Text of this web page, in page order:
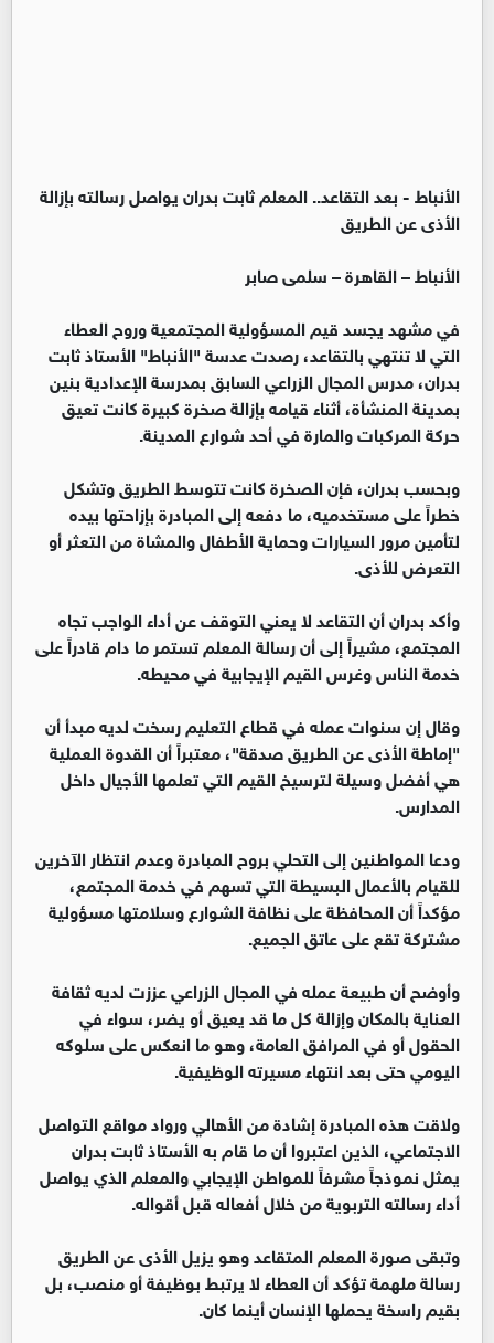
الأنباط -بعد التقاعد.. المعلم ثابت بدران يواصل رسالته بإزالة
الأذى عن الطريق
الأنباط – القاهرة – سلمى صابر
في مشهد يجسد قيم المسؤولية المجتمعية وروح العطاء
التي لا تنتهي بالتقاعد، رصدت عدسة "الأنباط" الأستاذ ثابت
بدران، مدرس المجال الزراعي السابق بمدرسة الإعدادية بنين
بمدينة المنشأة، أثناء قيامه بإزالة صخرة كبيرة كانت تعيق
حركة المركبات والمارة في أحد شوارع المدينة.
وبحسب بدران، فإن الصخرة كانت تتوسط الطريق وتشكل
خطراً على مستخدميه، ما دفعه إلى المبادرة بإزاحتها بيده
لتأمين مرور السيارات وحماية الأطفال والمشاة من التعثر أو
التعرض للأذى.
وأكد بدران أن التقاعد لا يعني التوقف عن أداء الواجب تجاه
المجتمع، مشيراً إلى أن رسالة المعلم تستمر ما دام قادراً على
خدمة الناس وغرس القيم الإيجابية في محيطه.
وقال إن سنوات عمله في قطاع التعليم رسخت لديه مبدأ أن
"إماطة الأذى عن الطريق صدقة"، معتبراً أن القدوة العملية
هي أفضل وسيلة لترسيخ القيم التي تعلمها الأجيال داخل
المدارس.
ودعا المواطنين إلى التحلي بروح المبادرة وعدم انتظار الآخرين
للقيام بالأعمال البسيطة التي تسهم في خدمة المجتمع،
مؤكداً أن المحافظة على نظافة الشوارع وسلامتها مسؤولية
مشتركة تقع على عاتق الجميع.
وأوضح أن طبيعة عمله في المجال الزراعي عززت لديه ثقافة
العناية بالمكان وإزالة كل ما قد يعيق أو يضر، سواء في
الحقول أو في المرافق العامة، وهو ما انعكس على سلوكه
اليومي حتى بعد انتهاء مسيرته الوظيفية.
ولاقت هذه المبادرة إشادة من الأهالي ورواد مواقع التواصل
الاجتماعي، الذين اعتبروا أن ما قام به الأستاذ ثابت بدران
يمثل نموذجاً مشرفاً للمواطن الإيجابي والمعلم الذي يواصل
أداء رسالته التربوية من خلال أفعاله قبل أقواله.
وتبقى صورة المعلم المتقاعد وهو يزيل الأذى عن الطريق
رسالة ملهمة تؤكد أن العطاء لا يرتبط بوظيفة أو منصب، بل
بقيم راسخة يحملها الإنسان أينما كان.